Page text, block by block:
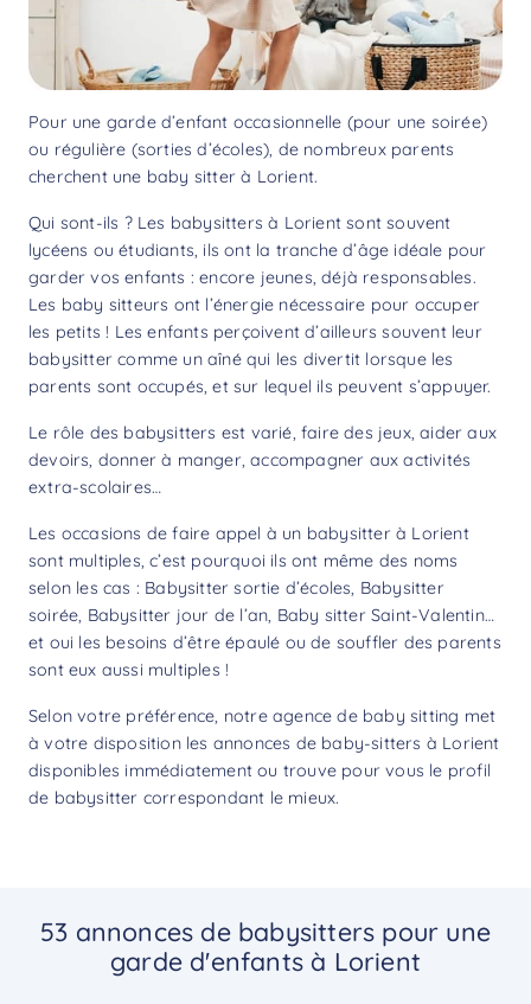
Pour une garde d’enfant occasionnelle (pour une soirée)
ou régulière (sorties d’écoles), de nombreux parents
cherchent une baby sitter à Lorient.
Qui sont-ils ? Les babysitters à Lorient sont souvent
lycéens ou étudiants, ils ont la tranche d’âge idéale pour
garder vos enfants : encore jeunes, déjà responsables.
Les baby sitteurs ont l’énergie nécessaire pour occuper
les petits ! Les enfants perçoivent d’ailleurs souvent leur
babysitter comme un aîné qui les divertit lorsque les
parents sont occupés, et sur lequel ils peuvent s’appuyer.
Le rôle des babysitters est varié, faire des jeux, aider aux
devoirs, donner à manger, accompagner aux activités
extra-scolaires…
Les occasions de faire appel à un babysitter à Lorient
sont multiples, c’est pourquoi ils ont même des noms
selon les cas : Babysitter sortie d’écoles, Babysitter
soirée, Babysitter jour de l’an, Baby sitter Saint-Valentin…
et oui les besoins d’être épaulé ou de souffler des parents
sont eux aussi multiples !
Selon votre préférence, notre agence de baby sitting met
à votre disposition les annonces de baby-sitters à Lorient
disponibles immédiatement ou trouve pour vous le profil
de babysitter correspondant le mieux.
53 annonces de babysitters pour une
garde d'enfants à Lorient